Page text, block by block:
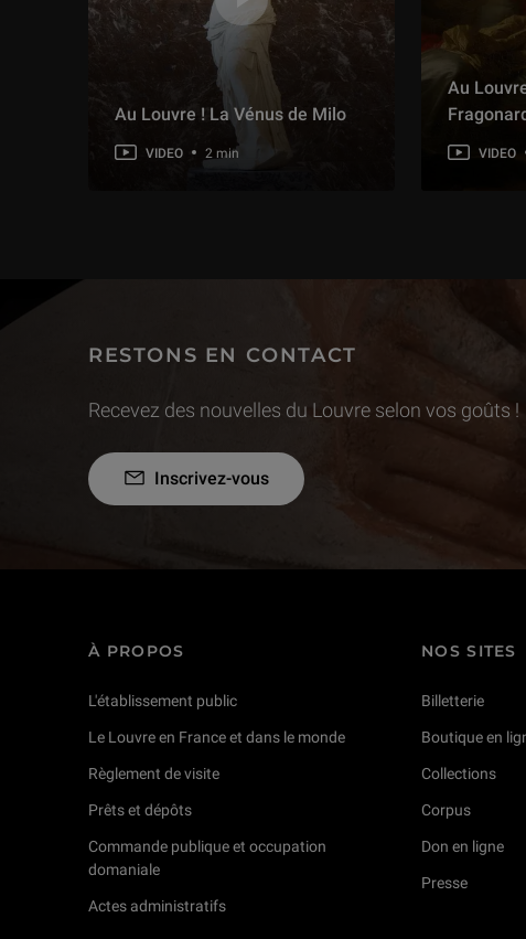
Au Louvre ! La Vénus de Milo
VIDEO 2 min
Au
VIDEO
RESTONS EN CONTACT
Recevez des nouvelles du Louvre selon vos goûts !
Inscrivez-vous
À PROPOS
L'établissement public
Le Louvre en France et dans le monde
Règlement de visite
Prêts et dépôts
Commande publique et occupation
domaniale
Actes administratifs
NOS SITES
Billetterie
Boutique en
Collections
Corpus
Don en ligne
Presse